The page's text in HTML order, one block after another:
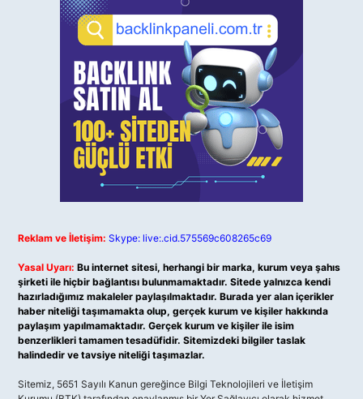
Reklam ve İletişim: Skype: live:.cid.575569c608265c69
Yasal Uyarı: Bu internet sitesi, herhangi bir marka, kurum veya şahıs
şirketi ile hiçbir bağlantısı bulunmamaktadır. Sitede yalnızca kendi
hazırladığımız makaleler paylaşılmaktadır. Burada yer alan içerikler
haber niteliği taşımamakta olup, gerçek kurum ve kişiler hakkında
paylaşım yapılmamaktadır. Gerçek kurum ve kişiler ile isim
benzerlikleri tamamen tesadüfidir. Sitemizdeki bilgiler taslak
halindedir ve tavsiye niteliği taşımazlar.
Sitemiz, 5651 Sayılı Kanun gereğince Bilgi Teknolojileri ve İletişim